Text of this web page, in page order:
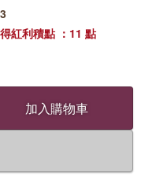
加入購物車
紅利積點 ：11 點